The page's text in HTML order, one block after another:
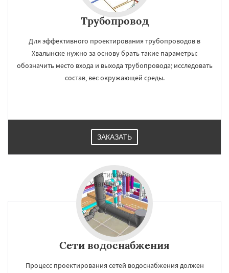
Трубопровод
Для эффективного проектирования трубопроводов в
Хвалынске нужно за основу брать такие параметры:
обозначить место входа и выхода трубопровода; исследовать
состав, вес окружающей среды.
ЗАКАЗАТЬ
Сети водоснабжения
Процесс проектирования сетей водоснабжения должен